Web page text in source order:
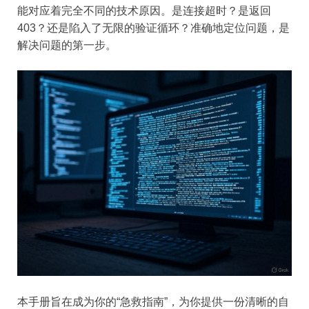
能对应着完全不同的技术原因。是连接超时？是返回
403？还是陷入了无限的验证循环？准确地定位问题，是
解决问题的第一步。
本手册旨在成为你的“急救指南”，为你提供一份清晰的自